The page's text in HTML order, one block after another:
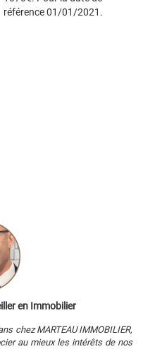
référence 01/01/2021.
en Immobilier
chez MARTEAU IMMOBILIER,
au mieux les intérêts de nos